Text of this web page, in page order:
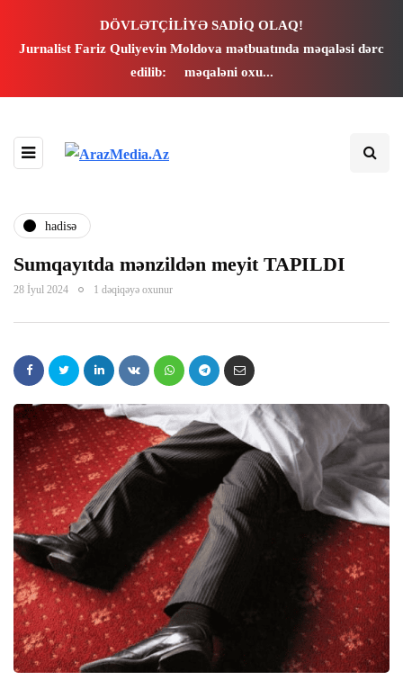
DÖVLƏTÇİLİYƏ SADİQ OLAQ!
Jurnalist Fariz Quliyevin Moldova mətbuatında məqaləsi dərc
edilib:
məqaləni oxu...
hadisə
Sumqayıtda mənzildən meyit TAPILDI
28 İyul 2024 1 dəqiqəyə oxunur